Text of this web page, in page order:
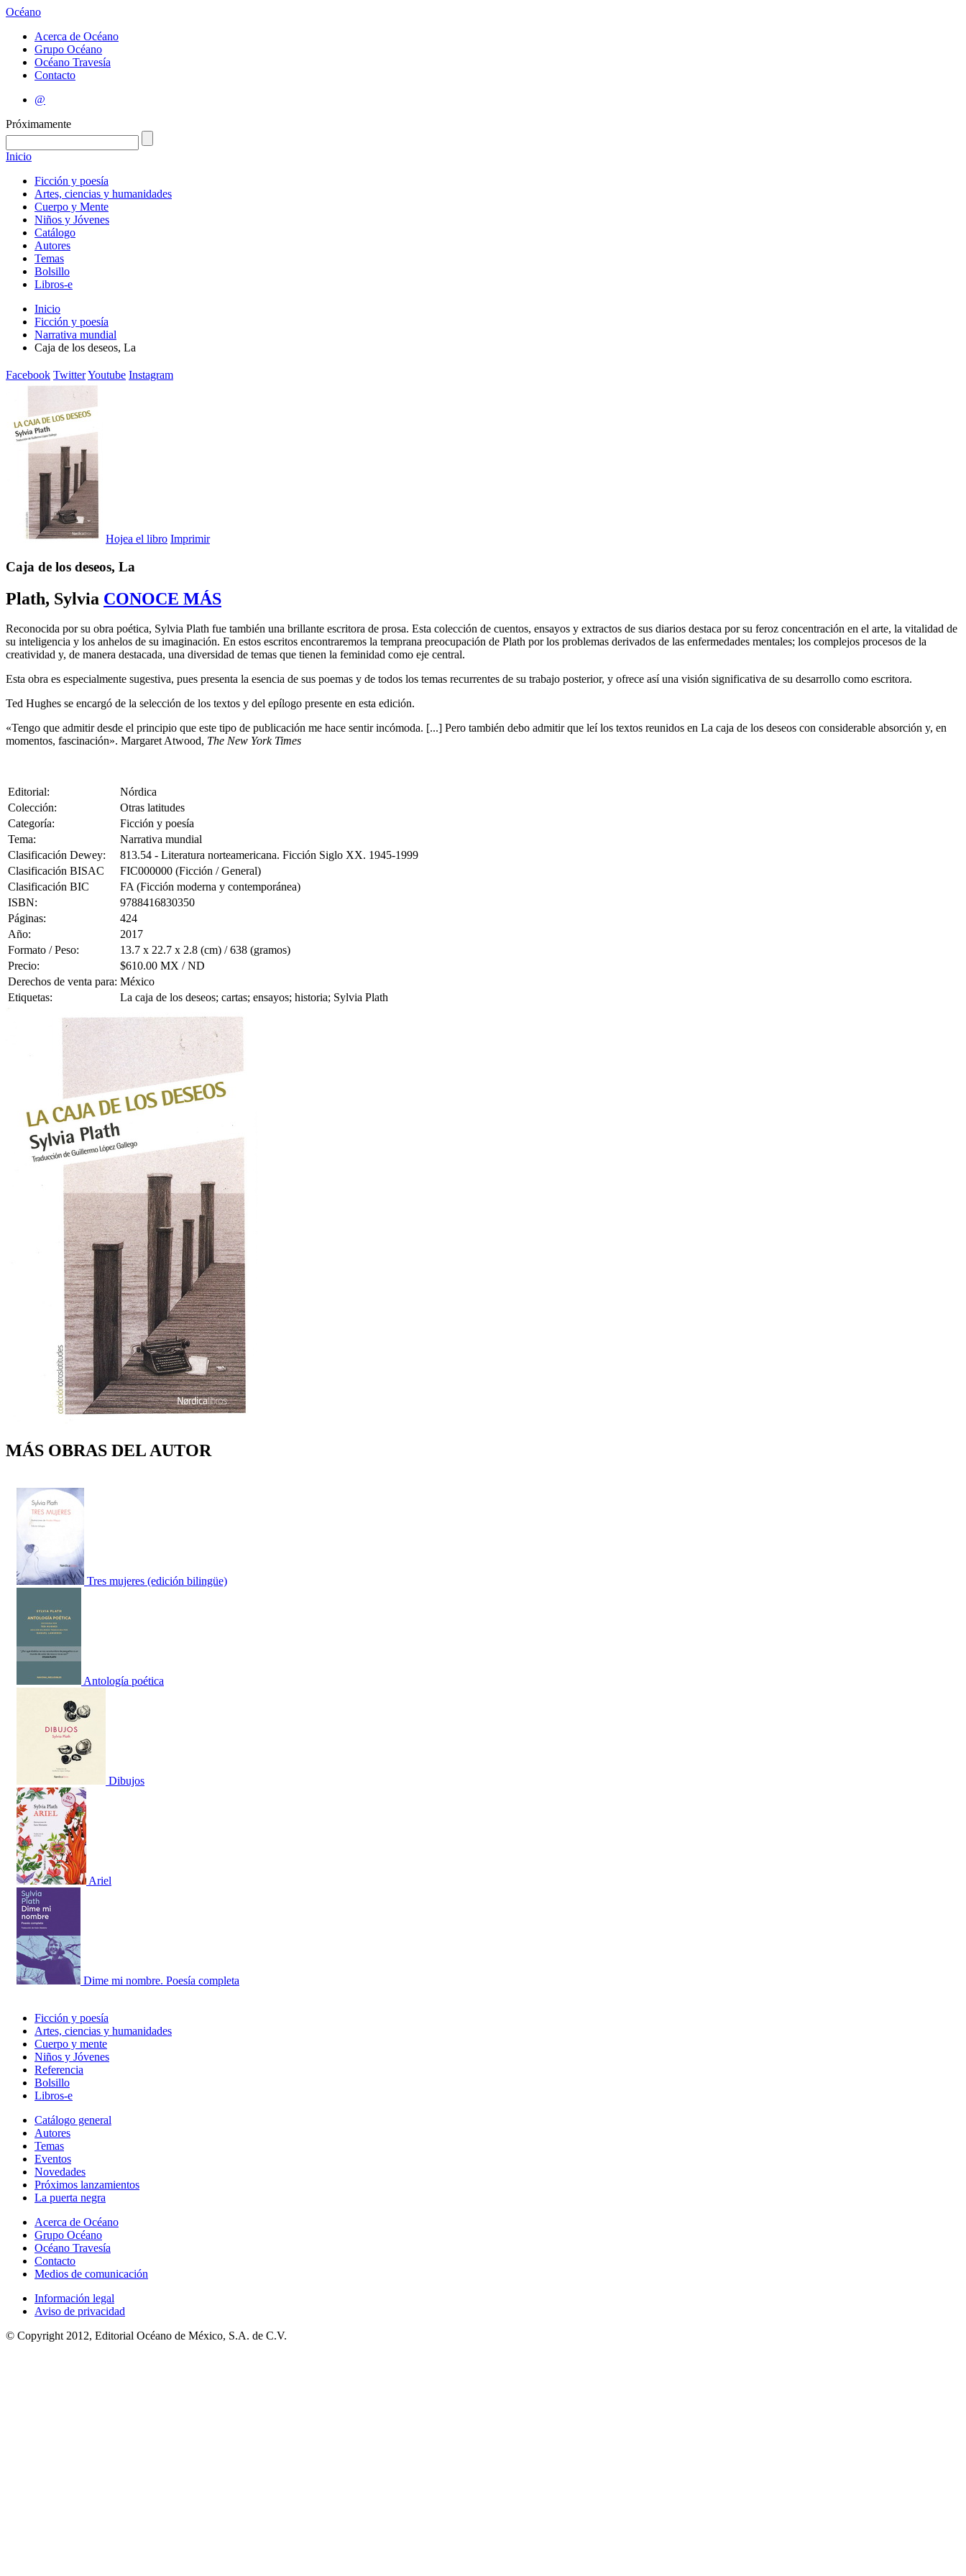
Océano
Acerca de Océano
Grupo Océano
Océano Travesía
Contacto
@
Próximamente
Inicio
Ficción y poesía
Artes, ciencias y humanidades
Cuerpo y Mente
Niños y Jóvenes
Catálogo
Autores
Temas
Bolsillo
Libros-e
Inicio
Ficción y poesía
Narrativa mundial
Caja de los deseos, La
Facebook TwitterYoutube Instagram
Hojea el libro Imprimir
Caja de los deseos, La
Plath, Sylvia CONOCE MÁS
Reconocida por su obra poética, Sylvia Plath fue también una brillante escritora de prosa. Esta colección de cuentos, ensayos y extractos de sus diarios destaca por su feroz concentración en el arte, la vitalidad de
su inteligencia y los anhelos de su imaginación. En estos escritos encontraremos la temprana preocupación de Plath por los problemas derivados de las enfermedades mentales; los complejos procesos de la
creatividad y, de manera destacada, una diversidad de temas que tienen la feminidad como eje central.
Esta obra es especialmente sugestiva, pues presenta la esencia de sus poemas y de todos los temas recurrentes de su trabajo posterior, y ofrece así una visión significativa de su desarrollo como escritora.
Ted Hughes se encargó de la selección de los textos y del epílogo presente en esta edición.
«Tengo que admitir desde el principio que este tipo de publicación me hace sentir incómoda. [...] Pero también debo admitir que leí los textos reunidos en La caja de los deseos con considerable absorción y, en
momentos, fascinación». Margaret Atwood, The New York Times
Editorial:
Nórdica
Colección:
Otras latitudes
Categoría:
Ficción y poesía
Tema:
Narrativa mundial
Clasificación Dewey:
813.54 - Literatura norteamericana. Ficción Siglo XX. 1945-1999
Clasificación BISAC
FIC000000 (Ficción / General)
Clasificación BIC
FA (Ficción moderna y contemporánea)
ISBN:
9788416830350
Páginas:
424
Año:
2017
Formato / Peso:
13.7 x 22.7 x 2.8 (cm) / 638 (gramos)
Precio:
$610.00 MX / ND
Derechos de venta para: México
Etiquetas:
La caja de los deseos; cartas; ensayos; historia; Sylvia Plath
MÁS OBRAS DEL AUTOR
Tres mujeres (edición bilingüe)
Antología poética
Dibujos
Ariel
Dime mi nombre. Poesía completa
Ficción y poesía
Artes, ciencias y humanidades
Cuerpo y mente
Niños y Jóvenes
Referencia
Bolsillo
Libros-e
Catálogo general
Autores
Temas
Eventos
Novedades
Próximos lanzamientos
La puerta negra
Acerca de Océano
Grupo Océano
Océano Travesía
Contacto
Medios de comunicación
Información legal
Aviso de privacidad
© Copyright 2012, Editorial Océano de México, S.A. de C.V.